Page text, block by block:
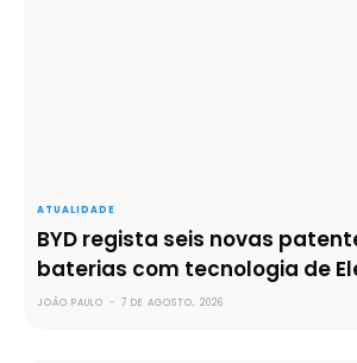
ATUALIDADE
BYD regista seis novas
baterias com tecnologia de
JOÃO PAULO - 7 DE AGOSTO, 2026